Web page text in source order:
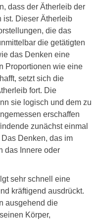
dass der Ätherleib der
ist. Dieser Ätherleib
die das
die getätigten
das Denken eine
Proportionen wie eine
setzt sich die
fort. Die
sie logisch und dem zu
erschaffen
zunächst einmal
Denken, das im
das Innere oder
sehr schnell eine
kräftigend ausdrückt.
ausgehend die
Körper,